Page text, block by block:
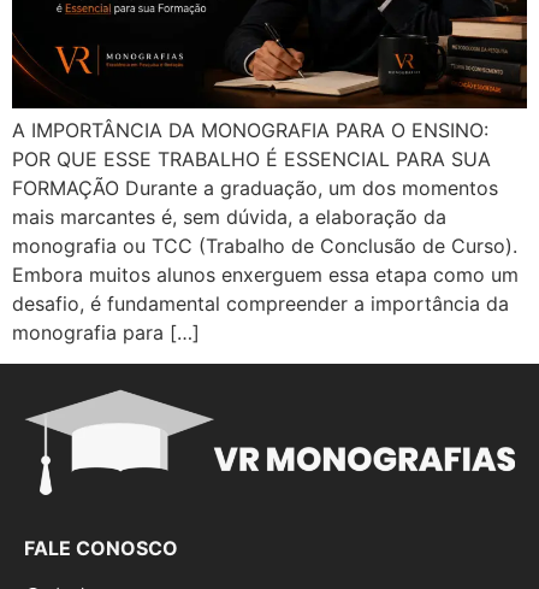
A IMPORTÂNCIA DA MONOGRAFIA PARA O ENSINO:
POR QUE ESSE TRABALHO É ESSENCIAL PARA SUA
FORMAÇÃO Durante a graduação, um dos momentos
mais marcantes é, sem dúvida, a elaboração da
monografia ou TCC (Trabalho de Conclusão de Curso).
Embora muitos alunos enxerguem essa etapa como um
desafio, é fundamental compreender a importância da
monografia para […]
FALE CONOSCO